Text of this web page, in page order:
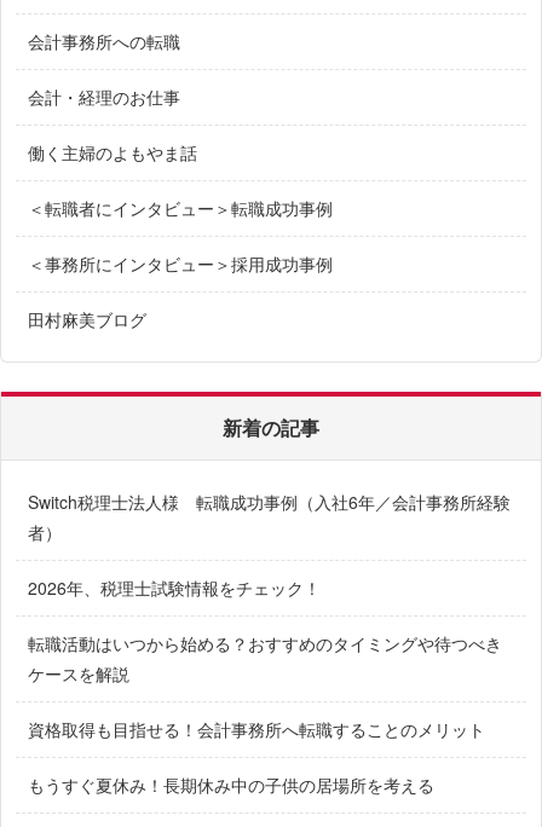
会計事務所への転職
会計・経理のお仕事
働く主婦のよもやま話
＜転職者にインタビュー＞転職成功事例
＜事務所にインタビュー＞採用成功事例
田村麻美ブログ
新着の記事
Switch税理士法人様 転職成功事例（入社6年／会計事務所経験
者）
2026年、税理士試験情報をチェック！
転職活動はいつから始める？おすすめのタイミングや待つべき
ケースを解説
資格取得も目指せる！会計事務所へ転職することのメリット
もうすぐ夏休み！長期休み中の子供の居場所を考える